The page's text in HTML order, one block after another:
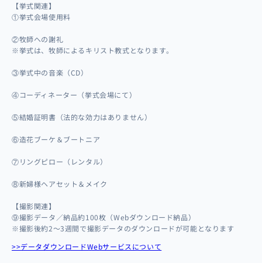
【挙式関連】
①挙式会場使用料
②牧師への謝礼
※挙式は、牧師によるキリスト教式となります。
③挙式中の音楽（CD）
④コーディネーター（挙式会場にて）
⑤結婚証明書（法的な効力はありません）
⑥造花ブーケ＆ブートニア
⑦リングピロー（レンタル）
⑧新婦様ヘアセット＆メイク
【撮影関連】
⑨撮影データ／納品約100枚（Webダウンロード納品）
※撮影後約2～3週間で撮影データのダウンロードが可能となります
>>データダウンロードWebサービスについて